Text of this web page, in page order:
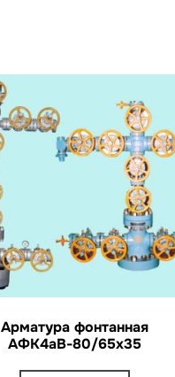
Арматура фонтанная
АФК4аВ-80/65х35